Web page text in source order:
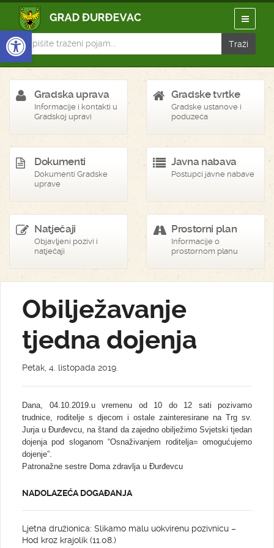
Open toolbar
Gradska uprava
Informacije i kontakti u
Gradskoj upravi
Gradske tvrtke
Gradske ustanove i
poduzeća
Dokumenti
Dokumenti Gradske
uprave
Javna nabava
Postupci javne nabave
Natječaji
Objavljeni pozivi i
natječaji
Prostorni plan
Informacije o
prostornom planu
Obilježavanje
tjedna dojenja
Petak, 4. listopada 2019.
Dana, 04.10.2019.u vremenu od 10 do 12 sati pozivamo
trudnice, roditelje s djecom i ostale zainteresirane na Trg sv.
Jurja u Đurđevcu, na štand da zajedno obilježimo Svjetski tjedan
dojenja pod sloganom “Osnaživanjem roditelja= omogućujemo
dojenje”.
Patronažne sestre Doma zdravlja u Đurđevcu
NADOLAZEĆA DOGAĐANJA
Ljetna družionica: Slikamo malu uokvirenu pozivnicu –
Hod kroz krajolik (11.08.)